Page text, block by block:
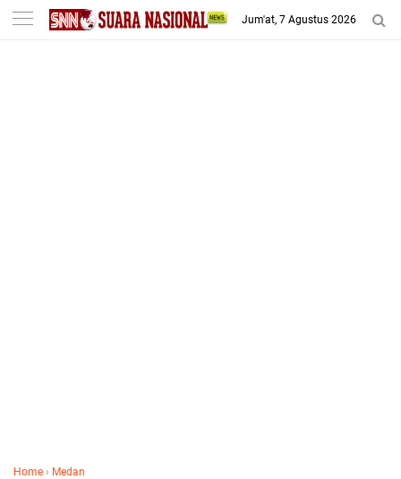
-->
Jum'at, 7 Agustus 2026
Home › Medan